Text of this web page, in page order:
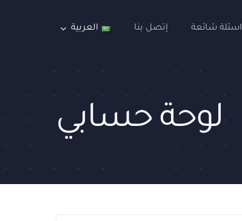
اسئلة شائعة إتصل بنا العربية
لوحة حسابي